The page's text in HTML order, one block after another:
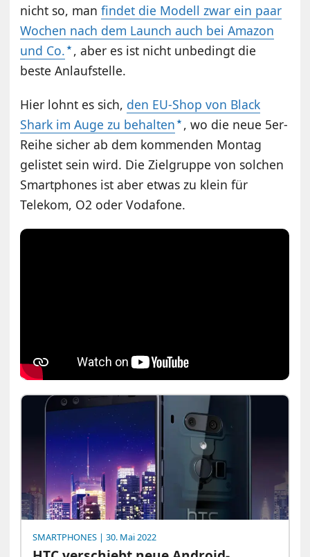
nicht so, manfindet die Modell zwar ein paar
Wochen nach dem Launch auch bei Amazon
und Co. , aber es ist nicht unbedingt die
beste Anlaufstelle.
Hier lohnt es sich, den EU-Shop von Black
Shark im Auge zu behalten , wo die neue 5er-
Reihe sicher ab dem kommenden Montag
gelistet sein wird. Die Zielgruppe von solchen
Smartphones ist aber etwas zu klein für
Telekom, O2 oder Vodafone.
SMARTPHONES | 30. Mai 2022